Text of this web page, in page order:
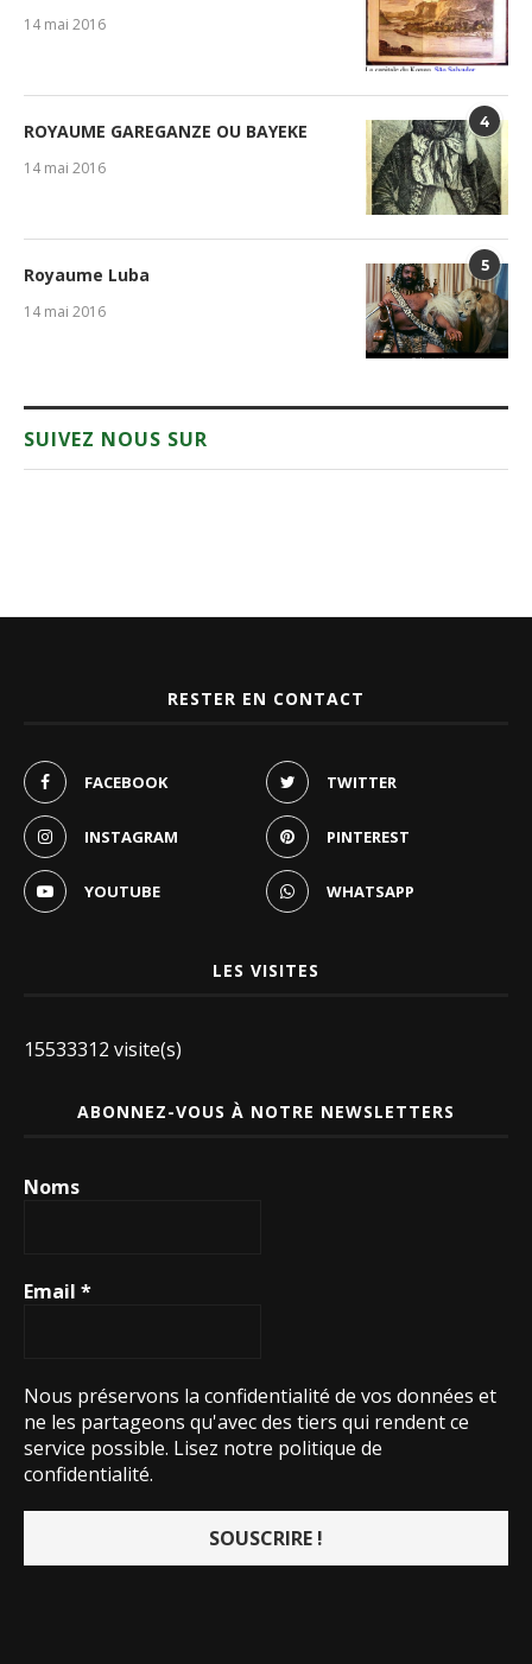
14 mai 2016
4
ROYAUME GAREGANZE OU BAYEKE
14 mai 2016
5
Royaume Luba
14 mai 2016
SUIVEZ NOUS SUR
RESTER EN CONTACT
FACEBOOK TWITTER
INSTAGRAM PINTEREST
YOUTUBE WHATSAPP
LES VISITES
15533312 visite(s)
ABONNEZ-VOUS À NOTRE NEWSLETTERS
Noms
Email *
Nous préservons la confidentialité de vos données et
ne les partageons qu'avec des tiers qui rendent ce
service possible. Lisez notre politique de
confidentialité.